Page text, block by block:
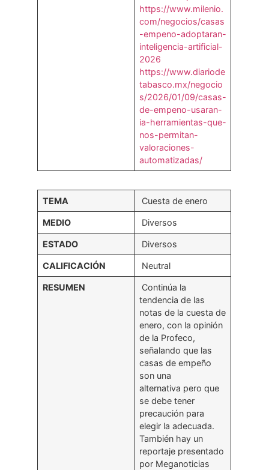
https://www.milenio.
com/negocios/casas
-empeno-adoptaran-
inteligencia-artificial-
2026
https://www.diariode
tabasco.mx/negocio
s/2026/01/09/casas-
de-empeno-usaran-
ia-herramientas-que-
nos-permitan-
valoraciones-
automatizadas/
TEMA Cuesta de enero
MEDIO Diversos
ESTADO Diversos
CALIFICACIÓN Neutral
RESUMEN
Continúa la
tendencia de las
notas de la cuesta de
enero, con la opinión
de la Profeco,
señalando que las
casas de empeño
son una
alternativa pero que
se debe tener
precaución para
elegir la adecuada.
También hay un
reportaje presentado
por Meganoticias